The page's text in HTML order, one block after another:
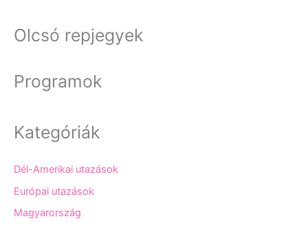
Olcsó repjegyek
Programok
Kategóriák
Dél-Amerikai utazások
Európai utazások
Magyarország